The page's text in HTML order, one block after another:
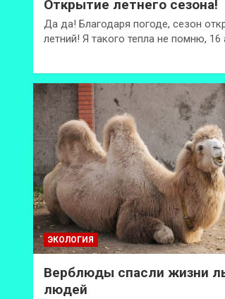
Открытие летнего сезона!
Да да! Благодаря погоде, сезон
летний! Я такого тепла не помню, 16
ЭКОЛОГИЯ
Верблюды спасли жизни
людей